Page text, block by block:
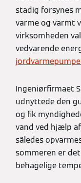
stadig forsynes
varme og varmt
virksomheden
vedvarende
Ingeniørfirmaet
udnyttede den
og fik
vand ved hjælp
således
sommeren er
behagelige